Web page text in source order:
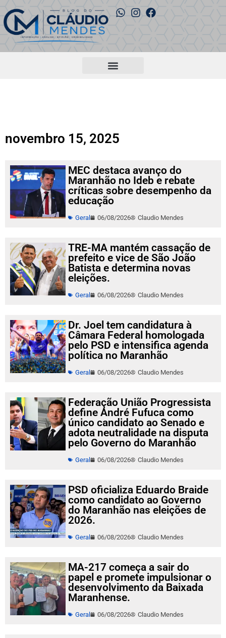
novembro 15, 2025
MEC destaca avanço do
Maranhão no Ideb e rebate
críticas sobre desempenho da
educação
Geral 06/08/2026 Claudio Mendes
TRE-MA mantém cassação de
prefeito e vice de São João
Batista e determina novas
eleições.
Geral 06/08/2026 Claudio Mendes
Dr. Joel tem candidatura à
Câmara Federal homologada
pelo PSD e intensifica agenda
política no Maranhão
Geral 06/08/2026 Claudio Mendes
Federação União Progressista
define André Fufuca como
único candidato ao Senado e
adota neutralidade na disputa
pelo Governo do Maranhão
Geral 06/08/2026 Claudio Mendes
PSD oficializa Eduardo Braide
como candidato ao Governo
do Maranhão nas eleições de
2026.
Geral 06/08/2026 Claudio Mendes
MA-217 começa a sair do
papel e promete impulsionar o
desenvolvimento da Baixada
Maranhense.
Geral 06/08/2026 Claudio Mendes